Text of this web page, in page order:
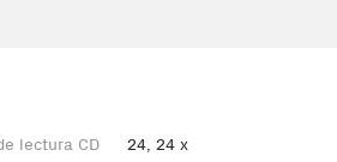
lectura CD
24, 24 x